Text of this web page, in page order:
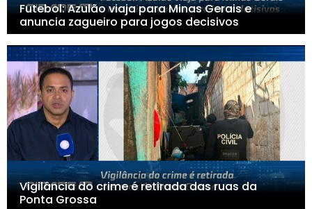
Futebol: Azulão viaja para Minas Gerais e
anuncia zagueiro para jogos decisivos
Vigilância do crime é retirada das ruas da
Ponta Grossa